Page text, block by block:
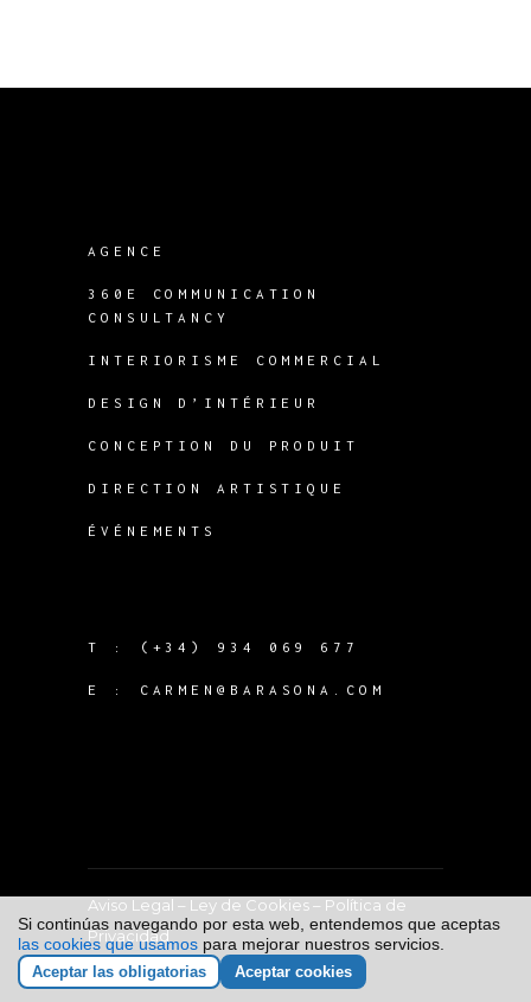
AGENCE
360E COMMUNICATION
CONSULTANCY
INTERIORISME COMMERCIAL
DESIGN D’INTÉRIEUR
CONCEPTION DU PRODUIT
DIRECTION ARTISTIQUE
ÉVÉNEMENTS
T : (+34) 934 069 677
E : CARMEN@BARASONA.COM
Aviso Legal – Ley de Cookies– Política de
Privacidad
Si continúas navegando por esta web, entendemos que aceptas
las cookies que usamos para mejorar nuestros servicios.
Aceptar las obligatorias Aceptar cookies